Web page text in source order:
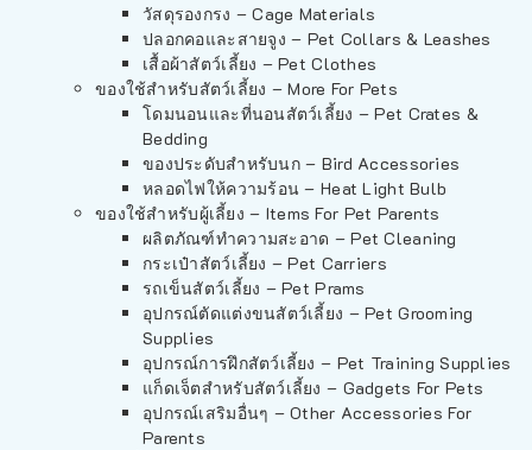
วัสดุรองกรง – Cage Materials
ปลอกคอและสายจูง – Pet Collars & Leashes
เสื้อผ้าสัตว์เลี้ยง – Pet Clothes
ของใช้สำหรับสัตว์เลี้ยง – More For Pets
โดมนอนและที่นอนสัตว์เลี้ยง – Pet Crates &
Bedding
ของประดับสำหรับนก – Bird Accessories
หลอดไฟให้ความร้อน – Heat Light Bulb
ของใช้สำหรับผู้เลี้ยง – Items For Pet Parents
ผลิตภัณฑ์ทำความสะอาด – Pet Cleaning
กระเป๋าสัตว์เลี้ยง – Pet Carriers
รถเข็นสัตว์เลี้ยง – Pet Prams
อุปกรณ์ตัดแต่งขนสัตว์เลี้ยง – Pet Grooming
Supplies
อุปกรณ์การฝึกสัตว์เลี้ยง – Pet Training Supplies
แก็ดเจ็ตสำหรับสัตว์เลี้ยง – Gadgets For Pets
อุปกรณ์เสริมอื่นๆ – Other Accessories For
Parents